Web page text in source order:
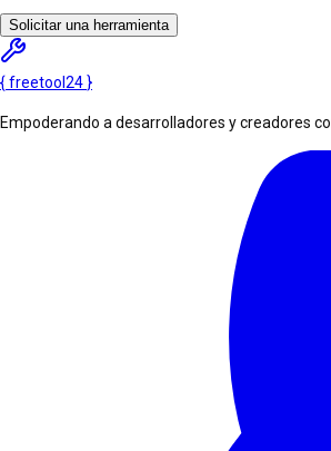
Solicitar una herramienta
{freetool 24 }
Empoderando a desarrolladores y creadores